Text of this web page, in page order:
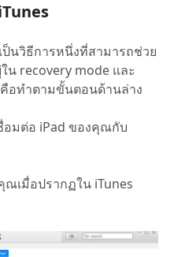
ป็นวิธีการหนึ่งที่สามารถช่วย
recovery mode และ
อทำตามขั้นตอนด้านล่าง
อมต่อ iPad ของคุณกับ
เมื่อปรากฏใน iTunes